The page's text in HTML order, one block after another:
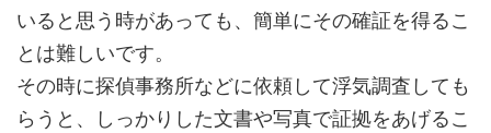
いると思う時があっても、簡単にその確証を得るこ
とは難しいです。
その時に探偵事務所などに依頼して浮気調査しても
らうと、しっかりした文書や写真で証拠をあげるこ